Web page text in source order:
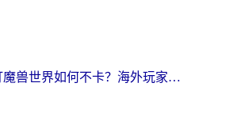
在欧洲打魔兽世界如何不卡？海外玩家的国服游戏加速终极攻略